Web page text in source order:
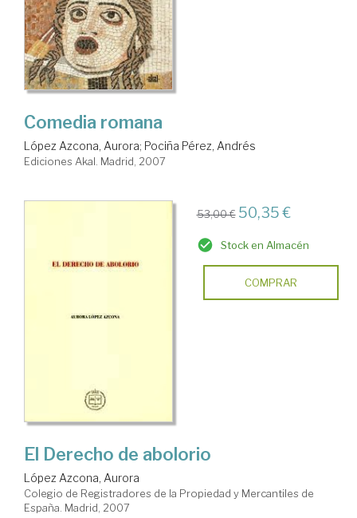
Comedia romana
López Azcona, Aurora; Pociña Pérez, Andrés
Ediciones Akal. Madrid, 2007
53,00 € 50,35 €
Stock en Almacén
COMPRAR
El Derecho de abolorio
López Azcona, Aurora
Colegio de Registradores de la Propiedad y Mercantiles de
España. Madrid, 2007